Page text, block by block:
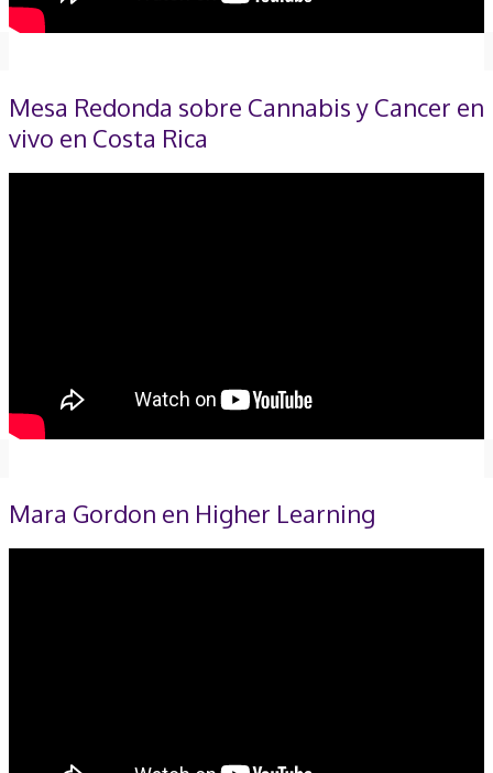
Mesa Redonda sobre Cannabis y Cancer en
vivo en Costa Rica
Mara Gordon en Higher Learning